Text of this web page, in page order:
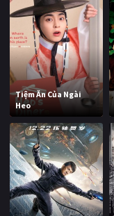
Tiệm Ăn Của Ngài
Heo